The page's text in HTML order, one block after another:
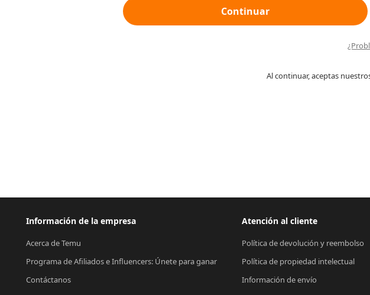
Continuar
Al continuar, aceptas
Información de la empresa
Acerca de Temu
Programa de Afiliados e Influencers: Únete para ganar
Contáctanos
Atención al cliente
Política de devolución y reembolso
Política de propiedad intelectual
Información de envío